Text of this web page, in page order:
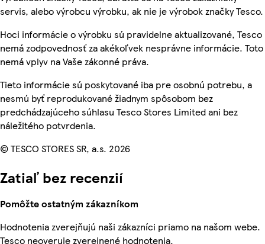
servis, alebo výrobcu výrobku, ak nie je výrobok značky Tesco.
Hoci informácie o výrobku sú pravidelne aktualizované, Tesco
nemá zodpovednosť za akékoľvek nesprávne informácie. Toto
nemá vplyv na Vaše zákonné práva.
Tieto informácie sú poskytované iba pre osobnú potrebu, a
nesmú byť reprodukované žiadnym spôsobom bez
predchádzajúceho súhlasu Tesco Stores Limited ani bez
náležitého potvrdenia.
© TESCO STORES SR, a.s. 2026
Zatiaľ bez recenzií
Pomôžte ostatným zákazníkom
Hodnotenia zverejňujú naši zákazníci priamo na našom webe.
Tesco neoveruje zverejnené hodnotenia.